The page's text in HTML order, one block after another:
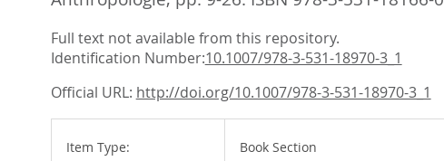
hier:
Full text not available from this repository.
Identification Number:10.1007/978-3-531-18970-3_1
Official URL: http://doi.org/10.1007/978-3-531-18970-3_1
Item Type: Book Section